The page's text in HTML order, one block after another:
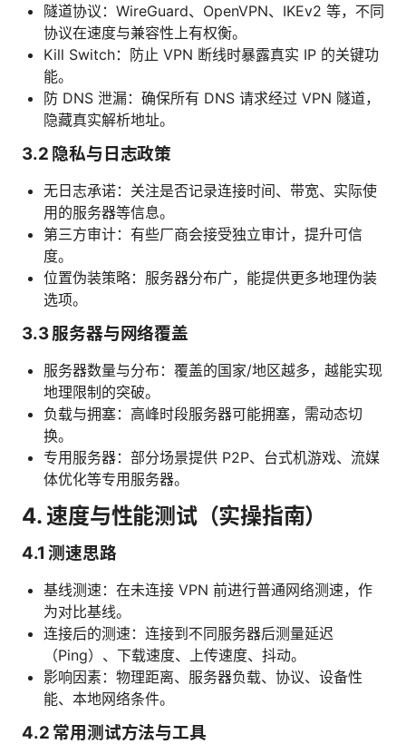
隧道协议：WireGuard、OpenVPN、IKEv2 等，不同
协议在速度与兼容性上有权衡。
Kill Switch：防止 VPN 断线时暴露真实 IP 的关键功
能。
防 DNS 泄漏：确保所有 DNS 请求经过 VPN 隧道，
隐藏真实解析地址。
3.2 隐私与日志政策
无日志承诺：关注是否记录连接时间、带宽、实际使
用的服务器等信息。
第三方审计：有些厂商会接受独立审计，提升可信
度。
位置伪装策略：服务器分布广，能提供更多地理伪装
选项。
3.3 服务器与网络覆盖
服务器数量与分布：覆盖的国家/地区越多，越能实现
地理限制的突破。
负载与拥塞：高峰时段服务器可能拥塞，需动态切
换。
专用服务器：部分场景提供 P2P、台式机游戏、流媒
体优化等专用服务器。
4. 速度与性能测试（实操指南）
4.1 测速思路
基线测速：在未连接 VPN 前进行普通网络测速，作
为对比基线。
连接后的测速：连接到不同服务器后测量延迟
（Ping）、下载速度、上传速度、抖动。
影响因素：物理距离、服务器负载、协议、设备性
能、本地网络条件。
4.2 常用测试方法与工具